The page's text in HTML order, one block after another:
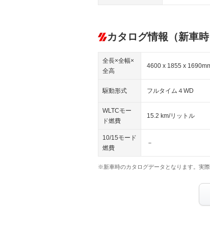
カタログ情報（新車時
全長×全幅×
全高
4600 x 1855 x
駆動形式 フルタイム４WD
WLTCモー
ド燃費
15.2 km/リットル
10/15モード
燃費
－
※新車時のカタログデータとなります。実